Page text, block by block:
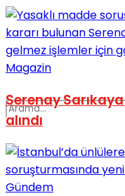
Magazin
Serenay
alındı
Gündem